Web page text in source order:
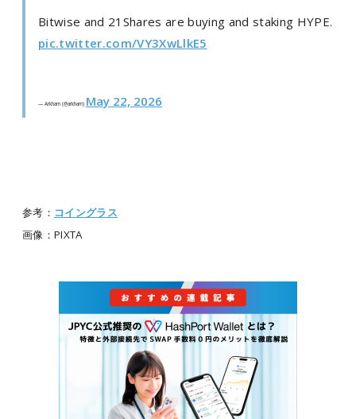
Bitwise and 21Shares are buying and staking HYPE.
pic.twitter.com/VY3XwLlkE5
— Arkham (@arkham) May 22, 2026
参考： コイングラス
画像：PIXTA